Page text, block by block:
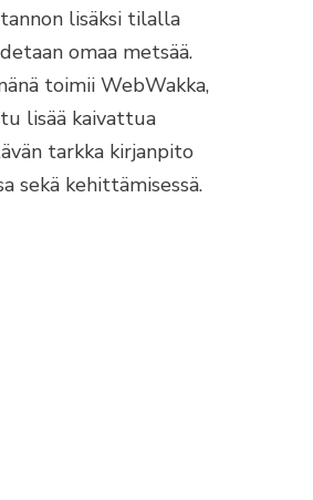
lisäksi tilalla
omaa metsää.
toimii WebWakka,
lisää kaivattua
tarkka kirjanpito
sekä kehittämisessä.